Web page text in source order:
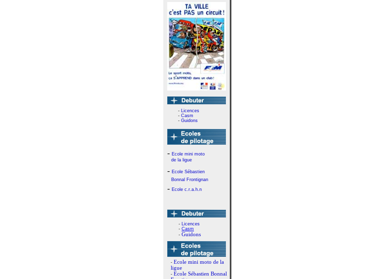
- Licences
- Casm
- Guidons
- Ecole mini moto
de la ligue
- Ecole Sébastien
Bonnal Frontignan
- Ecole c.r.a.h.n
- Licences
- Casm
- Guidons
- Ecole mini moto de la
ligue
- Ecole Sébastien Bonnal